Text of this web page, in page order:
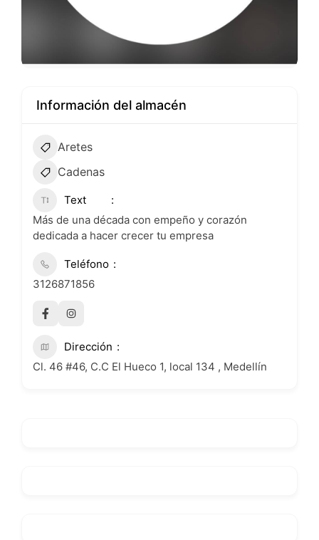
Información del almacén
Aretes
Cadenas
Text
Más de una década con empeño y corazón
dedicada a hacer crecer tu empresa
Teléfono
3126871856
Dirección
Cl. 46 #46, C.C El Hueco 1, local 134 , Medellín